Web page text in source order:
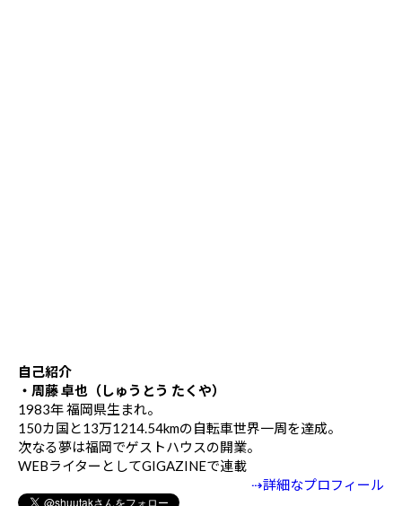
自己紹介
・周藤 卓也（しゅうとう たくや）
1983年 福岡県生まれ。
150カ国と13万1214.54kmの自転車世界一周を達成。
次なる夢は福岡でゲストハウスの開業。
WEBライターとしてGIGAZINEで連載
⇢詳細なプロフィール